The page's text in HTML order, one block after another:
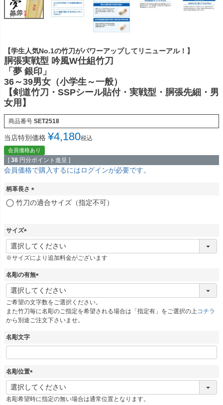
【学生人気No.1の竹刀がパワーアップしてリニューアル！】
胴張実戦型 吟風W仕組竹刀
「夢 銀印」
36～39男女（小学生～一般）
【剣道竹刀・SSPシール貼付・実戦型・胴張先細・男
女用】
商品番号 SET2518
当店特別価格 ¥4,180税込
会員価格あり
[ 38 円分ポイント進呈 ]
会員価格で購入するにはログインが必要です。
柄革長さ
(
竹刀の適合サイズ（指定不可）
サイズ
(
必
須
※サイズにより追加料金がございます
名彫の有無
(
必
須
)
ご希望の文字数をご選択ください。
また竹刀毎に名彫のご指定を希望される場合は「指定有」をご選択の上コチラ
から別途ご注文下さいませ。
名彫文字
名彫位置
(
必
須
名彫希望時に指定の無い場合は通常位置となります。